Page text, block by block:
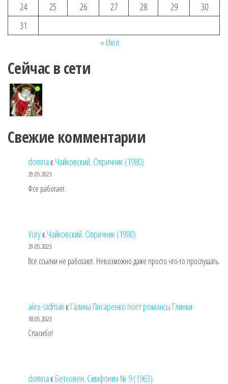
24
25 26 27 28 29
30
31
« Июл
Сейчас в сети
Свежие комментарии
domna кЧайковский. Опричник (1980)
29.05.2023
Фсе работает.
YuryкЧайковский. Опричник (1980)
29.05.2023
Все ссылки не работают. Невозможно даже просто что-то прослушать.
alex-sidmakкГалина Писаренко поет романсы Глинки
18.05.2023
Спасибо!
domna кБетховен. Симфония № 9 (1963)